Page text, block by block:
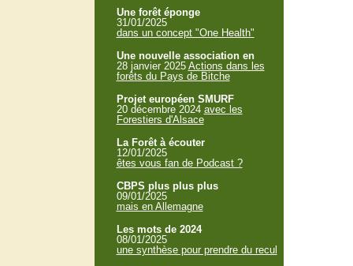
Une forêt éponge
31/01/2025
dans un concept "One Health"
Une nouvelle association en
28 janvier 2025 Actions dans les
forêts du Pays de Bitche
Projet européen SMURF
20 décembre 2024 avec les
Forestiers d'Alsace
La Forêt à écouter
12/01/2025
êtes vous fan de Podcast ?
CBPS plus plus plus
09/01/2025
mais en Allemagne
Les mots de 2024
08/01/2025
une synthèse pour prendre du recul